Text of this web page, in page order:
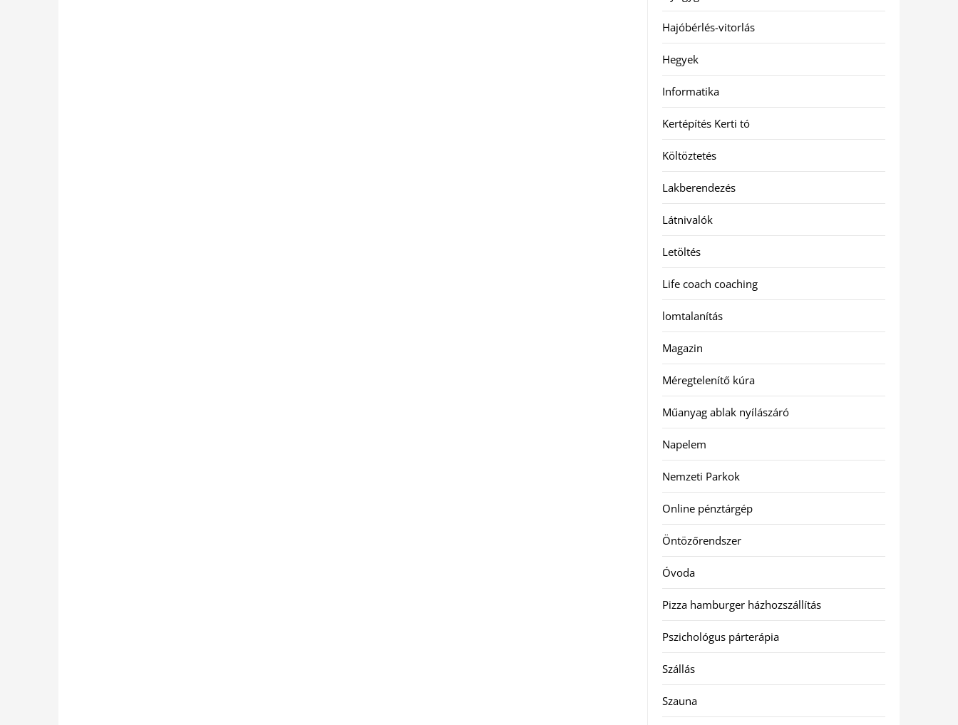
Hajóbérlés-vitorlás
Hegyek
Informatika
Kertépítés Kerti tó
Költöztetés
Lakberendezés
Látnivalók
Letöltés
Life coach coaching
lomtalanítás
Magazin
Méregtelenítő kúra
Műanyag ablak nyílászáró
Napelem
Nemzeti Parkok
Online pénztárgép
Öntözőrendszer
Óvoda
Pizza hamburger házhozszállítás
Pszichológus párterápia
Szállás
Szauna